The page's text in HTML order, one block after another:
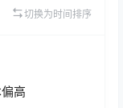
切换为时间排序
高